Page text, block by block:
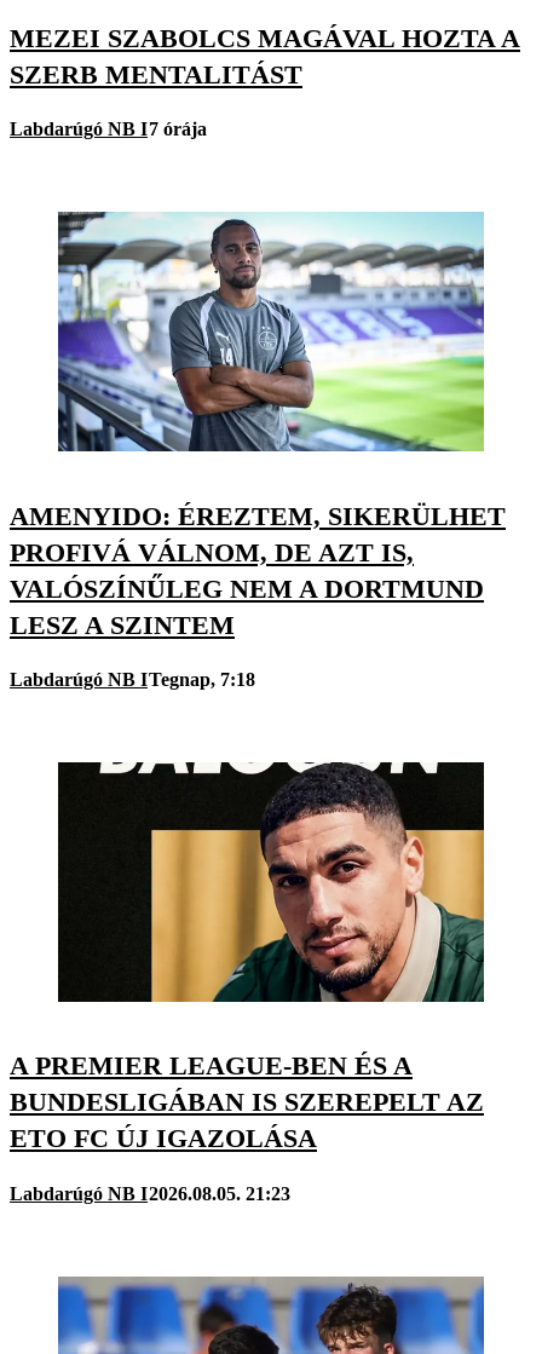
MEZEI SZABOLCS MAGÁVAL HOZTA A
SZERB MENTALITÁST
Labdarúgó NB I7 órája
AMENYIDO: ÉREZTEM, SIKERÜLHET
PROFIVÁ VÁLNOM, DE AZT IS,
VALÓSZÍNŰLEG NEM A DORTMUND
LESZ A SZINTEM
Labdarúgó NB ITegnap, 7:18
A PREMIER LEAGUE-BEN ÉS A
BUNDESLIGÁBAN IS SZEREPELT AZ
ETO FC ÚJ IGAZOLÁSA
Labdarúgó NB I2026.08.05. 21:23